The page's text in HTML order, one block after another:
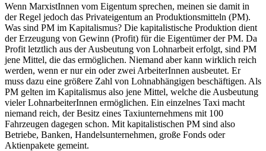
Wenn MarxistInnen vom Eigentum sprechen, meinen sie damit in
der Regel jedoch das Privateigentum an Produktionsmitteln (PM).
Was sind PM im Kapitalismus? Die kapitalistische Produktion dient
der Erzeugung von Gewinn (Profit) für die Eigentümer der PM. Da
Profit letztlich aus der Ausbeutung von Lohnarbeit erfolgt, sind PM
jene Mittel, die das ermöglichen. Niemand aber kann wirklich reich
werden, wenn er nur ein oder zwei ArbeiterInnen ausbeutet. Er
muss dazu eine größere Zahl von Lohnabhängigen beschäftigen. Als
PM gelten im Kapitalismus also jene Mittel, welche die Ausbeutung
vieler LohnarbeiterInnen ermöglichen. Ein einzelnes Taxi macht
niemand reich, der Besitz eines Taxiunternehmens mit 100
Fahrzeugen dagegen schon. Mit kapitalistischen PM sind also
Betriebe, Banken, Handelsunternehmen, große Fonds oder
Aktienpakete gemeint.